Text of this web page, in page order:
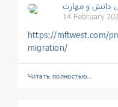
دانش و مهارت
14 February
https://mftwest.com/
migration/
Читать полностью…